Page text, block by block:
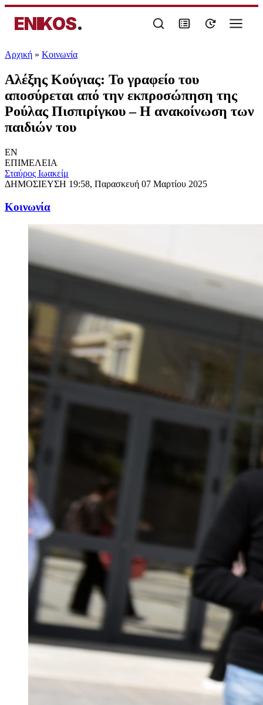
ENIKOS.
Αρχική » Κοινωνία
Αλέξης Κούγιας: Το γραφείο του
αποσύρεται από την εκπροσώπηση της
Ρούλας Πισπιρίγκου – Η ανακοίνωση των
παιδιών του
EN
ΕΠΙΜΕΛΕΙΑ
Σταύρος Ιωακείμ
ΔΗΜΟΣΙΕΥΣΗ 19:58, Παρασκευή 07 Μαρτίου 2025
Κοινωνία